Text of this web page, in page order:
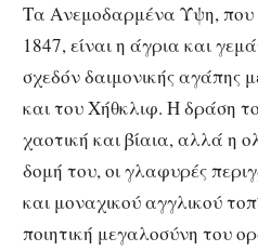
Τα Ανεμοδαρμένα Ύψη, που
1847, είναι η άγρια και
σχεδόν δαιμονικής αγάπης
και του Χήθκλιφ. Η δράση
χαοτική και βίαια, αλλά η
δομή του, οι γλαφυρές
και μοναχικού αγγλικού
ποιητική μεγαλοσύνη του